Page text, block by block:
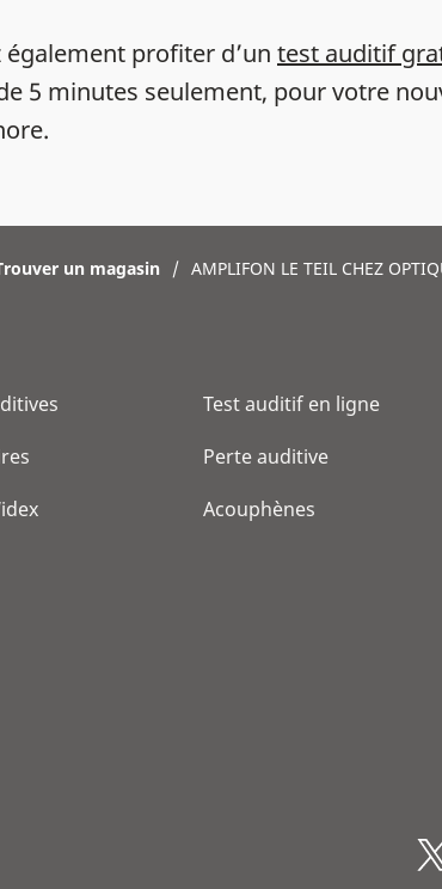
également profiter d’un test auditif
5 minutes seulement, pour votre
un magasin / AMPLIFON LE TEIL CHEZ
Test auditif en ligne
Perte auditive
Acouphènes